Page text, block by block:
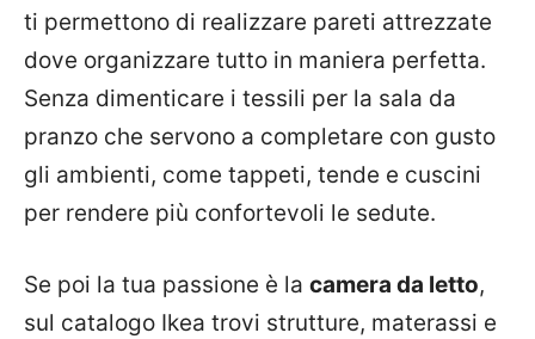
ti permettono di realizzare pareti attrezzate
dove organizzare tutto in maniera perfetta.
Senza dimenticare i tessili per la sala da
pranzo che servono a completare con gusto
gli ambienti, come tappeti, tende e cuscini
per rendere più confortevoli le sedute.
Se poi la tua passione è la camera da letto,
sul catalogo Ikea trovi strutture, materassi e